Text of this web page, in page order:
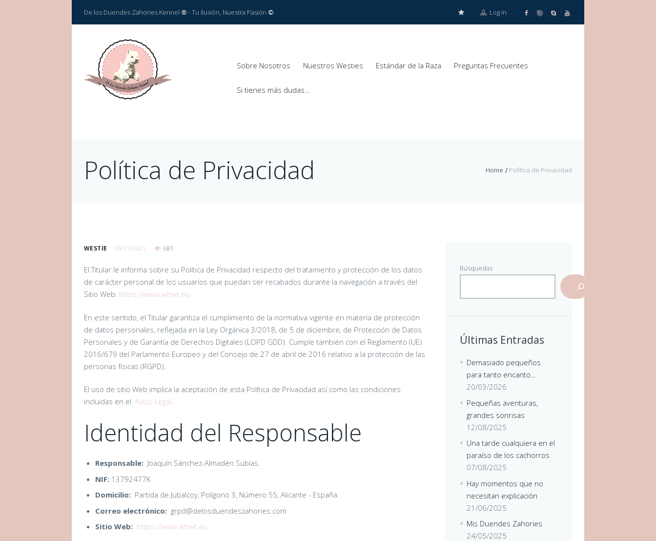
Log in
De los Duendes Zahories Kennel ® - Tu Ilusión, Nuestra Pasión ©
Sobre Nosotros Nuestros Westies Estándar de la Raza Preguntas Frecuentes
Si tienes más dudas…
Home Política de Privacidad
Política de Privacidad
WESTIE 09/11/2021 681
El Titular le informa sobre su Política de Privacidad respecto del tratamiento y protección de los datos
de carácter personal de los usuarios que puedan ser recabados durante la navegación a través del
Sitio Web: https://www.whwt.eu
En este sentido, el Titular garantiza el cumplimiento de la normativa vigente en materia de protección
de datos personales, reflejada en la Ley Orgánica 3/2018, de 5 de diciembre, de Protección de Datos
Personales y de Garantía de Derechos Digitales (LOPD GDD). Cumple también con el Reglamento (UE)
2016/679 del Parlamento Europeo y del Consejo de 27 de abril de 2016 relativo a la protección de las
personas físicas (RGPD).
El uso de sitio Web implica la aceptación de esta Política de Privacidad así como las condiciones
incluidas en el Aviso Legal.
Identidad del Responsable
Responsable:Joaquín Sánchez-Almadén Subías.
NIF:13792477K
Domicilio:Partida de Jubalcoy, Polígono 3, Número 55, Alicante - España.
Correo electrónico:grpd@delosduendeszahories.com
Sitio Web: https://www.whwt.eu
Búsquedas
Últimas Entradas
Demasiado pequeños
para tanto encanto…
20/03/2026
Pequeñas aventuras,
grandes sonrisas
12/08/2025
Una tarde cualquiera en el
paraíso de los cachorros
07/08/2025
Hay momentos que no
necesitan explicación
21/06/2025
Mis Duendes Zahories
24/05/2025